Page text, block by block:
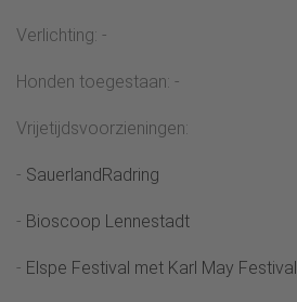
Verlichting: -
Honden toegestaan: -
Vrijetijdsvoorzieningen:
- SauerlandRadring
- Bioscoop Lennestadt
- Elspe Festival met Karl May Festival